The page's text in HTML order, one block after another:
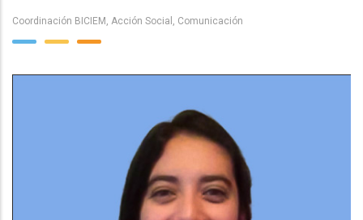
Coordinación BICIEM, Acción Social, Comunicación